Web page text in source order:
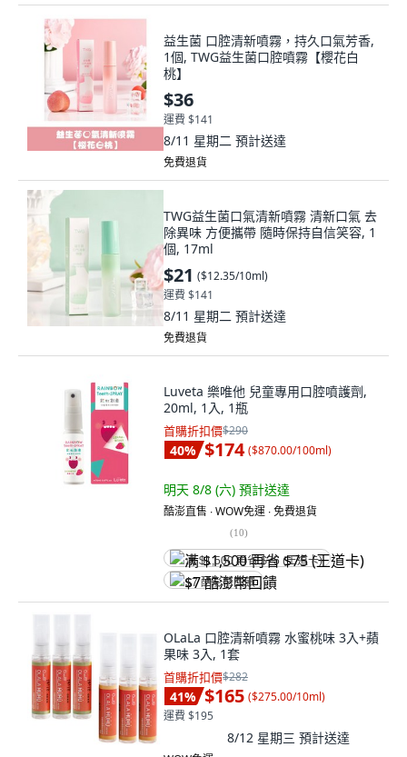
益生菌 口腔清新噴霧，持久口氣芳香,
1個, TWG益生菌口腔噴霧【櫻花白
桃】
$36
運費 $141
8/11 星期二 預計送達
免費退貨
TWG益生菌口氣清新噴霧 清新口氣 去
除異味 方便攜帶 隨時保持自信笑容, 1
個, 17ml
$21 ($12.35/10ml)
運費 $141
8/11 星期二 預計送達
免費退貨
Luveta 樂唯他 兒童專用口腔噴護劑,
20ml, 1入, 1瓶
首購折扣價$290
40% $174 ($870.00/100ml)
明天 8/8 (六) 預計送達
酷澎直售 ∙ WOW免運 ∙ 免費退貨
(10)
满 $1,500 再省 $75 (王道卡)
$7 酷澎幣回饋
OLaLa 口腔清新噴霧 水蜜桃味 3入+蘋
果味 3入, 1套
首購折扣價$282
41% $165 ($275.00/10ml)
運費 $195
8/12 星期三 預計送達